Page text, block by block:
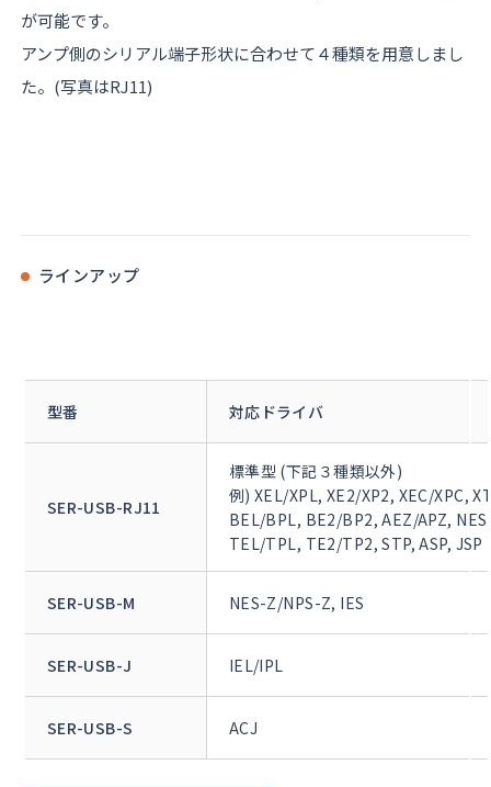
が可能です。
アンプ側のシリアル端子形状に合わせて４種類を用意しまし
た。(写真はRJ11)
ラインアップ
型番 対応ドライバ
SER-USB-RJ11
標準型 (下記３種類以外)
例) XEL/XPL, XE2/XP2, XEC/XPC,
BEL/BPL, BE2/BP2, AEZ/APZ,
TEL/TPL, TE2/TP2, STP, ASP, JSP
SER-USB-M NES-Z/NPS-Z, IES
SER-USB-J IEL/IPL
SER-USB-S ACJ